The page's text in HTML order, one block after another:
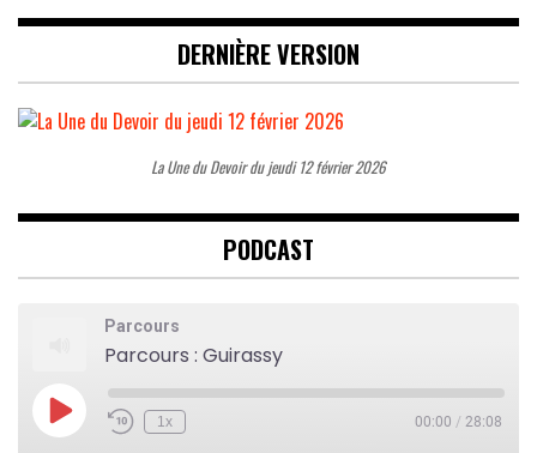
DERNIÈRE VERSION
La Une du Devoir du jeudi 12 février 2026
PODCAST
Parcours
Parcours : Guirassy
Play
Episode
Rewind
1x 00:00 / 28:08